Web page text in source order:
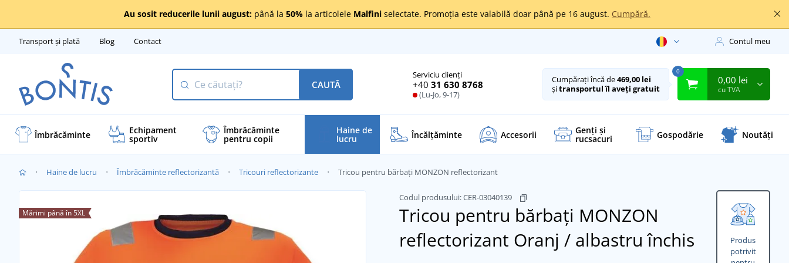
Au sosit reducerile lunii august: până la 50% la articolele Malfini selectate. Promoția este valabilă doar până pe 16 august. Cumpără.
Transport și plată Blog Contact Contul meu
Serviciu clienți
+40 31 630 8768
(Lu-Jo, 9-17)
CAUTĂ Cumpărați încă de469,00 lei
șitransportul îl aveți gratuit
0
0,00 lei
cu TVA
Îmbrăcăminte Echipament
sportiv
Îmbrăcăminte
pentru copii
Haine de
lucru Încălţăminte Accesorii Genți și
rucsacuri Gospodărie Noutăți
Haine de lucru Îmbrăcăminte reflectorizantă Tricouri reflectorizante Tricou pentru bărbați MONZON reflectorizant
Produs
potrivit
Codul produsului:CER-03040139
Tricou pentru bărbați MONZON
reflectorizant Oranj / albastru închis
Mărimi până în 5XL